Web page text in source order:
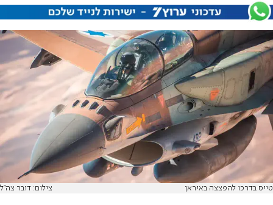
טייס בדרכו להפצצה באיראן צילום: דובר צה"ל